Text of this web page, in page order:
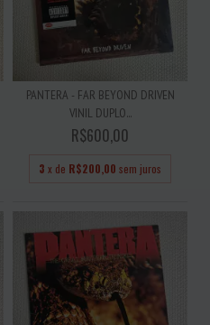
PANTERA - FAR BEYOND DRIVEN
VINIL DUPLO...
R$600,00
3 x de R$200,00 sem juros